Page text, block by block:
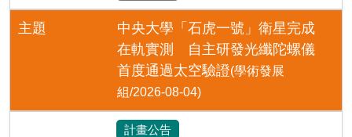
主題
中央大學「石虎一號」衛星完成
在軌實測 自主研發光纖陀螺儀
首度通過太空驗證(學術發展
組/2026-08-04)
計畫公告